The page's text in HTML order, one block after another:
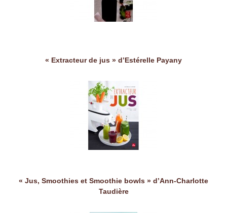
« Extracteur de jus » d’Estérelle Payany
« Jus, Smoothies et Smoothie bowls » d’Ann-Charlotte
Taudière